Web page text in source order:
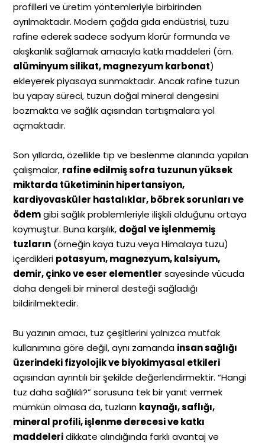
profilleri ve üretim yöntemleriyle birbirinden
ayrılmaktadır. Modern çağda gıda endüstrisi, tuzu
rafine ederek sadece sodyum klorür formunda ve
akışkanlık sağlamak amacıyla katkı maddeleri (örn.
alüminyum silikat, magnezyum karbonat)
ekleyerek piyasaya sunmaktadır. Ancak rafine tuzun
bu yapay süreci, tuzun doğal mineral dengesini
bozmakta ve sağlık açısından tartışmalara yol
açmaktadır.
Son yıllarda, özellikle tıp ve beslenme alanında yapılan
çalışmalar, rafine edilmiş sofra tuzunun yüksek
miktarda tüketiminin hipertansiyon,
kardiyovasküler hastalıklar, böbrek sorunları ve
ödemgibi sağlık problemleriyle ilişkili olduğunu ortaya
koymuştur. Buna karşılık, doğal ve işlenmemiş
tuzların (örneğin kaya tuzu veya Himalaya tuzu)
içerdikleri potasyum, magnezyum, kalsiyum,
demir, çinko ve eser elementler sayesinde vücuda
daha dengeli bir mineral desteği sağladığı
bildirilmektedir.
Bu yazının amacı, tuz çeşitlerini yalnızca mutfak
kullanımına göre değil, aynı zamanda insan sağlığı
üzerindeki fizyolojik ve biyokimyasal etkileri
açısından ayrıntılı bir şekilde değerlendirmektir. “Hangi
tuz daha sağlıklı?” sorusuna tek bir yanıt vermek
mümkün olmasa da, tuzların kaynağı, saflığı,
mineral profili, işlenme derecesi ve katkı
maddeleridikkate alındığında farklı avantaj ve